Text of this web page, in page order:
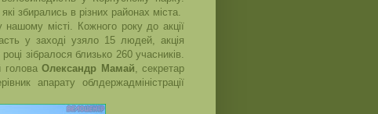
збирались в різних районах міста.
місті. Кожного року до акції
у заході узяло 15 людей, акція
зібралося близько 260 учасників.
голова Олександр Мамай , секретар
апарату облдержадміністрації